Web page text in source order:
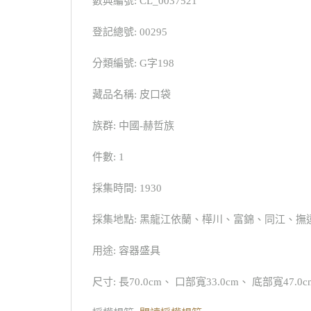
登記總號: 00295
分類編號: G字198
藏品名稱: 皮口袋
族群: 中國-赫哲族
件數: 1
採集時間: 1930
採集地點: 黑龍江依蘭、樺川、富錦、同江、撫
用途: 容器盛具
尺寸: 長70.0cm、 口部寬33.0cm、 底部寬